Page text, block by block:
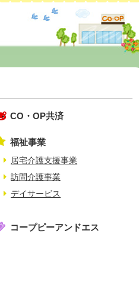
CO・OP共済
福祉事業
居宅介護支援事業
訪問介護事業
デイサービス
コープピーアンドエス